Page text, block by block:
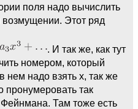
поля надо вычислить
Этот ряд
. И так же, как тут
номером, который
нем надо взять х, так же
пронумеровать так
Там тоже есть